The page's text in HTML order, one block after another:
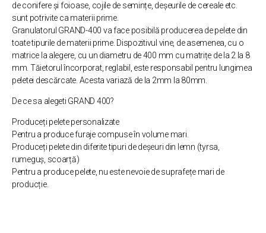
de conifere și foioase, cojile de semințe, deșeurile de cereale etc.
sunt potrivite ca materii prime.
Granulatorul GRAND-400 va face posibilă producerea de pelete din
toate tipurile de materii prime. Dispozitivul vine, de asemenea, cu o
matrice la alegere, cu un diametru de 400 mm cu matrițe de la 2 la 8
mm. Tăietorul încorporat, reglabil, este responsabil pentru lungimea
peletei descărcate. Acesta variază de la 2mm la 80mm.
De ce sa alegeti GRAND 400?
Produceți pelete personalizate
Pentru a produce furaje compuse în volume mari.
Produceți pelete din diferite tipuri de deșeuri din lemn (tyrsa,
rumeguș, scoarță)
Pentru a produce pelete, nu este nevoie de suprafețe mari de
producție.